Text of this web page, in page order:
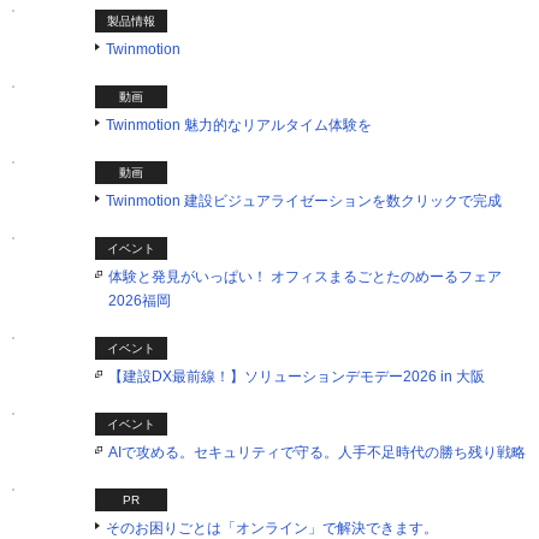
製品情報
Twinmotion
動画
Twinmotion 魅力的なリアルタイム体験を
動画
Twinmotion 建設ビジュアライゼーションを数クリックで完成
イベント
体験と発見がいっぱい！ オフィスまるごとたのめーるフェア
2026福岡
イベント
【建設DX最前線！】ソリューションデモデー2026 in 大阪
イベント
AIで攻める。セキュリティで守る。人手不足時代の勝ち残り戦略
PR
そのお困りごとは「オンライン」で解決できます。